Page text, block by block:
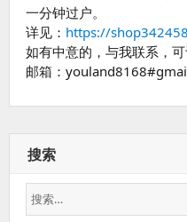
一分钟过户。
详见： https://
如有中意的，与我联系，可
邮箱：
搜索
搜
索：